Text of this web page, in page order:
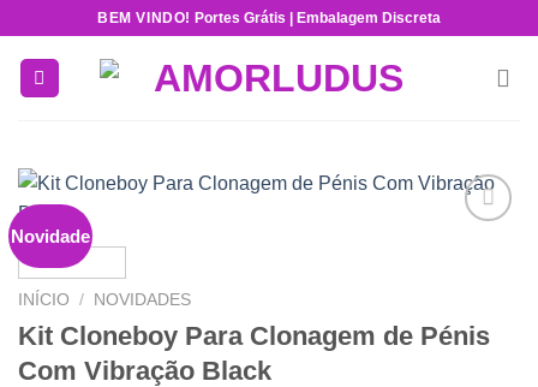
content
BEM VINDO! Portes Grátis | Embalagem Discreta
Novidade
INÍCIO / NOVIDADES
Kit Cloneboy Para Clonagem de Pénis
Com Vibração Black